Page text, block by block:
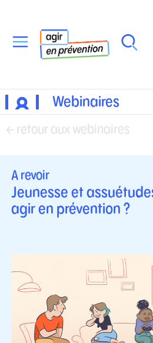
Webinaires
← retour aux webinaires
A revoir
Jeunesse et
agir en prévention ?